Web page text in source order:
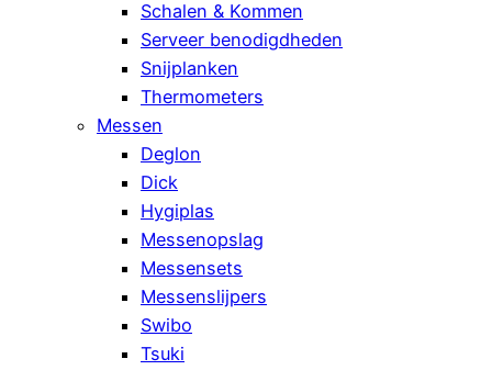
Schalen & Kommen
Serveer benodigdheden
Snijplanken
Thermometers
Messen
Deglon
Dick
Hygiplas
Messenopslag
Messensets
Messenslijpers
Swibo
Tsuki